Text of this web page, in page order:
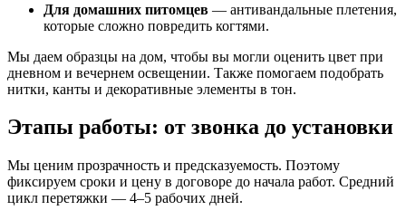
Для домашних питомцев — антивандальные плетения,
которые сложно повредить когтями.
Мы даем образцы на дом, чтобы вы могли оценить цвет при
дневном и вечернем освещении. Также помогаем подобрать
нитки, канты и декоративные элементы в тон.
Этапы работы: от звонка до установки
Мы ценим прозрачность и предсказуемость. Поэтому
фиксируем сроки и цену в договоре до начала работ. Средний
цикл перетяжки — 4–5 рабочих дней.